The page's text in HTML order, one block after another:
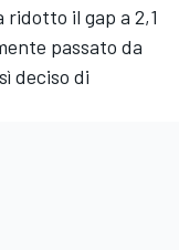
ridotto il gap a 2,1
passato da
deciso di